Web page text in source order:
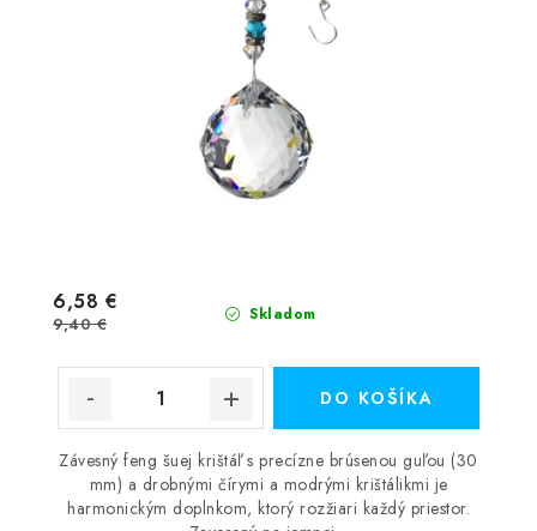
Skladom
6,58 €
9,40 €
DO KOŠÍKA
Závesný feng šuej krištáľ s precízne brúsenou guľou (30
mm) a drobnými čírymi a modrými krištálikmi je
harmonickým doplnkom, ktorý rozžiari každý priestor.